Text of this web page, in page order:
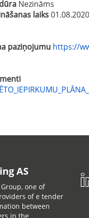
Nezināms
laiks
paziņojumu https://
AS
one of
of e tender
between
in the